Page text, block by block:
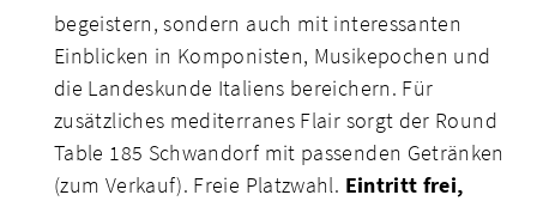
begeistern, sondern auch mit interessanten
Einblicken in Komponisten, Musikepochen und
die Landeskunde Italiens bereichern. Für
zusätzliches mediterranes Flair sorgt der Round
Table 185 Schwandorf mit passenden Getränken
(zum Verkauf). Freie Platzwahl. Eintritt frei,